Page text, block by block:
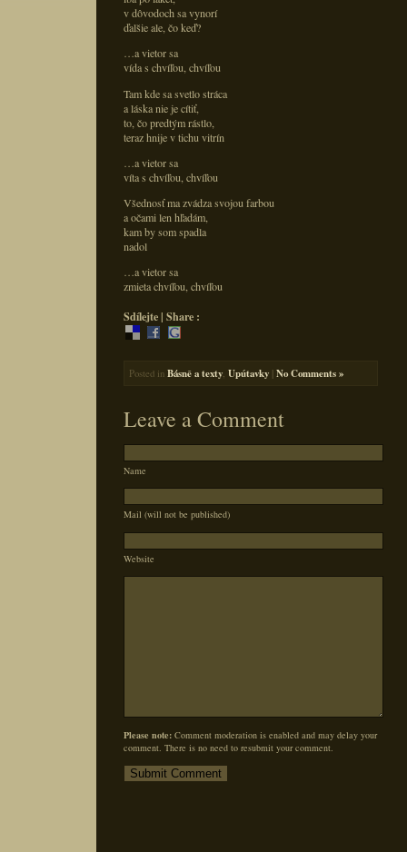
v dôvodoch sa vynorí
ďalšie ale, čo keď?
…a vietor sa
vída s chvíľou, chvíľou
Tam kde sa svetlo stráca
a láska nie je cítiť,
to, čo predtým rástlo,
teraz hnije v tichu vitrín
…a vietor sa
víta s chvíľou, chvíľou
Všednosť ma zvádza svojou farbou
a očami len hľadám,
kam by som spadla
nadol
…a vietor sa
zmieta chvíľou, chvíľou
Sdílejte | Share :
Posted in Básně a texty, Upútavky |No Comments »
Leave a Comment
Name
Mail (will not be published)
Website
Please note: Comment moderation is enabled and may delay your
comment. There is no need to resubmit your comment.